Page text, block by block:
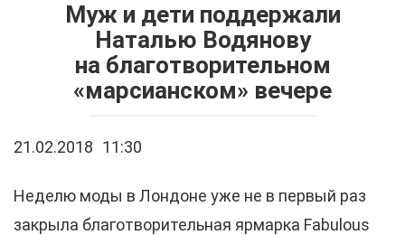
Муж и дети поддержали
Наталью Водянову
на благотворительном
«марсианском» вечере
21.02.2018 11:30
Неделю моды в Лондоне уже не в первый раз
закрыла благотворительная ярмарка Fabulous